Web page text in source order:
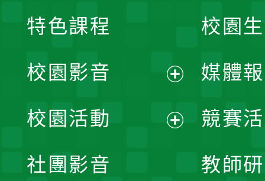
校園
媒體
競賽
教師
特色課程
校園影音
開
校園活動
社團影音